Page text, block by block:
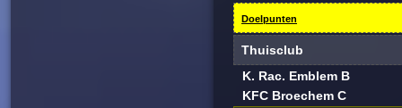
Doelpunten
Thuisclub
K. Rac. Emblem B
KFC Broechem C